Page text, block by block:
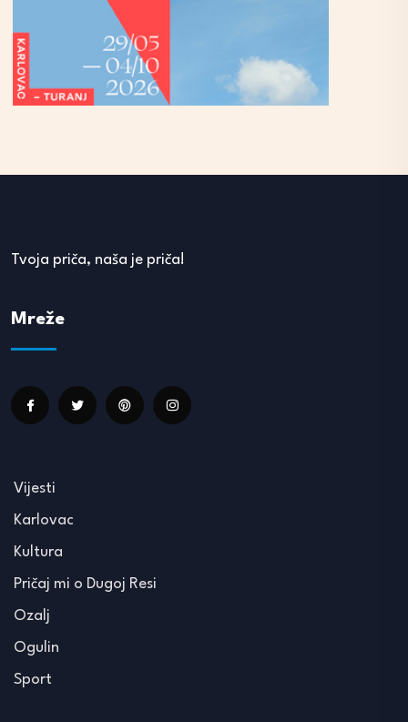
Tvoja priča, naša je priča!
Mreže
Vijesti
Karlovac
Kultura
Pričaj mi o Dugoj Resi
Ozalj
Ogulin
Sport